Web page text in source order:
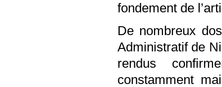
fondement de
De nombreux
Administratif de
rendus
constamment